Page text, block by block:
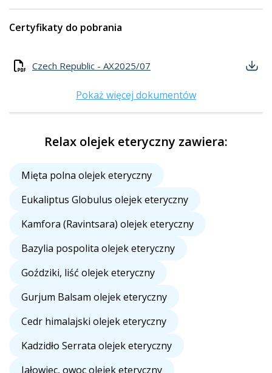
Certyfikaty do pobrania
Czech Republic - AX2025/07
Pokaż więcej dokumentów
Relax olejek eteryczny zawiera:
Mięta polna olejek eteryczny
Eukaliptus Globulus olejek eteryczny
Kamfora (Ravintsara) olejek eteryczny
Bazylia pospolita olejek eteryczny
Goździki, liść olejek eteryczny
Gurjum Balsam olejek eteryczny
Cedr himalajski olejek eteryczny
Kadzidło Serrata olejek eteryczny
Jałowiec, owoc olejek eteryczny